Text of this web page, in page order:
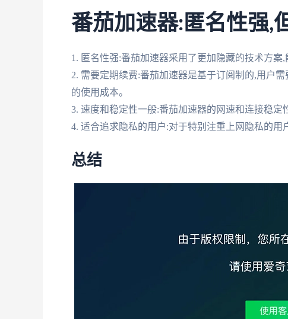
番茄加速器:匿名性强,
1. 匿名性强:番茄加速器采用了更加隐藏的技术方案
2. 需要定期续费:番茄加速器是基于订阅制的,用户
的使用成本。
3. 速度和稳定性一般:番茄加速器的网速和连接稳定
4. 适合追求隐私的用户:对于特别注重上网隐私的用
总结